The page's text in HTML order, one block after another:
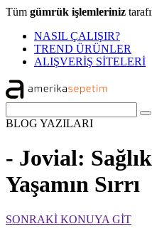
Tüm gümrük işlemleriniz
NASIL ÇALIŞIR?
TREND ÜRÜNLER
ALIŞVERİŞ SİTELERİ
BLOG YAZILARI
- Jovial:
Yaşamın Sırrı
SONRAKİ KONUYA GİT